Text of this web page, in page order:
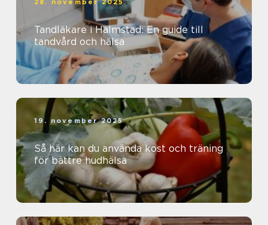
Tandläkare i Halmstad: En guide till
tandvård och hälsa
19. november 2025
Så här kan du använda kost och träning
för bättre hudhälsa